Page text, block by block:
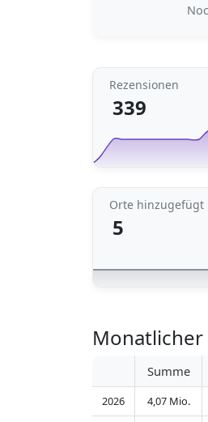
Rezensionen
339
Orte hinzugefügt
5
Summe
2026 4,07 Mio.